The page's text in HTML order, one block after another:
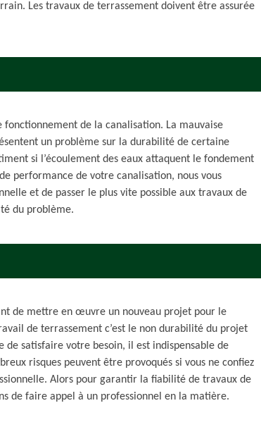
Les travaux de terrassement doivent être assurée
de la canalisation. La mauvaise
un problème sur la durabilité de certaine
si l’écoulement des eaux attaquent le fondement
performance de votre canalisation, nous vous
et de passer le plus vite possible aux travaux de
du problème.
de mettre en œuvre un nouveau projet pour le
de terrassement c’est le non durabilité du projet
satisfaire votre besoin, il est indispensable de
risques peuvent être provoqués si vous ne confiez
Alors pour garantir la fiabilité de travaux de
de faire appel à un professionnel en la matière.